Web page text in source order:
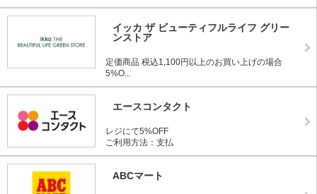
イッカ ザ ビューティフルライフ グリー
ンストア
定価商品 税込1,100円以上のお買い上げの場合
5%O...
エースコンタクト
レジにて5%OFF
ご利用方法：支払
ABCマート